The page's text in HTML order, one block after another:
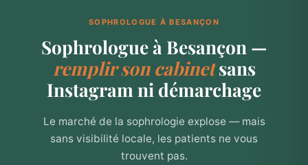
SOPHROLOGUE À BESANÇON
Sophrologue à Besançon —
remplir son cabinetsans
Instagram ni démarchage
Le marché de la sophrologie explose — mais
sans visibilité locale, les patients ne vous
trouvent pas.